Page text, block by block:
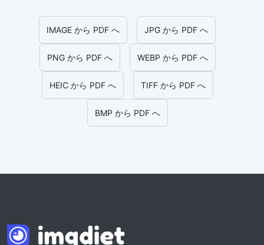
IMAGE から PDF へ JPG から PDF へ
PNG から PDF へ WEBP から PDF へ
HEIC から PDF へ TIFF から PDF へ
BMP から PDF へ